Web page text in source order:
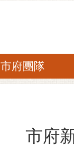
市府團隊
市府